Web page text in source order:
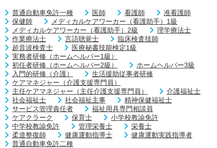
普通自動車免許一種 医師 看護師
准看護師
保健師
メディカルケアワーカー（看護助手）1級
メディカルケアワーカー（看護助手）2級
理学療法士
作業療法士
言語聴覚士
臨床検査技師
超音波検査士
医療秘書技能検定1級
実務者研修（ホームヘルパー1級）
初任者研修（ホームヘルパー2級）
ホームヘルパー3級
入門的研修（介護）
生活援助従事者研修
ケアマネジャー（介護支援専門員）
主任ケアマネジャー（主任介護支援専門員）
介護福祉士
社会福祉士
社会福祉主事
精神保健福祉士
サービス管理責任者
福祉用具専門相談員
ケアクラーク
保育士
小学校教諭免許
中学校教諭免許
管理栄養士
栄養士
柔道整復師
健康運動指導士
健康運動実践指導者
普通自動車免許二種